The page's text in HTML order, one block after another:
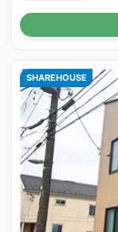
SHAREHOUSE